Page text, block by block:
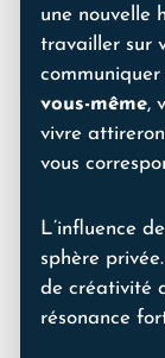
une nouvelle
travailler sur
vous-même,
vivre
vous
L’influence
sphère
de créativité
résonance